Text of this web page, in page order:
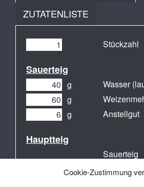
Cookie-Zustimmung
ZUTATENLISTE
Stückzahl
Sauerteig
g
Wasser
g
g
Anstellgut
Hauptteig
Sauerteig
g
Wasser (kalt)